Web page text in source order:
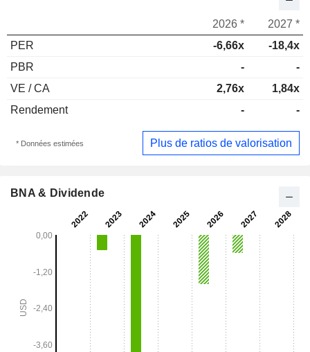
2026 *
2027 *
PER
-6,66x
-18,4x
PBR
-
-
VE / CA
2,76x
1,84x
Rendement
- -
* Données estimées Plus de ratios de valorisation
BNA & Dividende